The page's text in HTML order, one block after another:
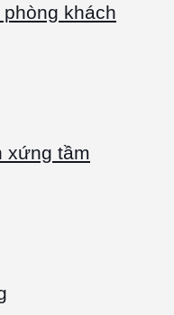
khách
xứng tầm